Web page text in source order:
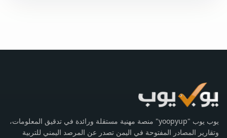
يوب يوب "yoopyup" منصة مهنية مستقلة ورائدة في تدقيق المعلومات،
وتقارير المصادر المفتوحة في اليمن تصدر عن المرصد اليمني للتربية